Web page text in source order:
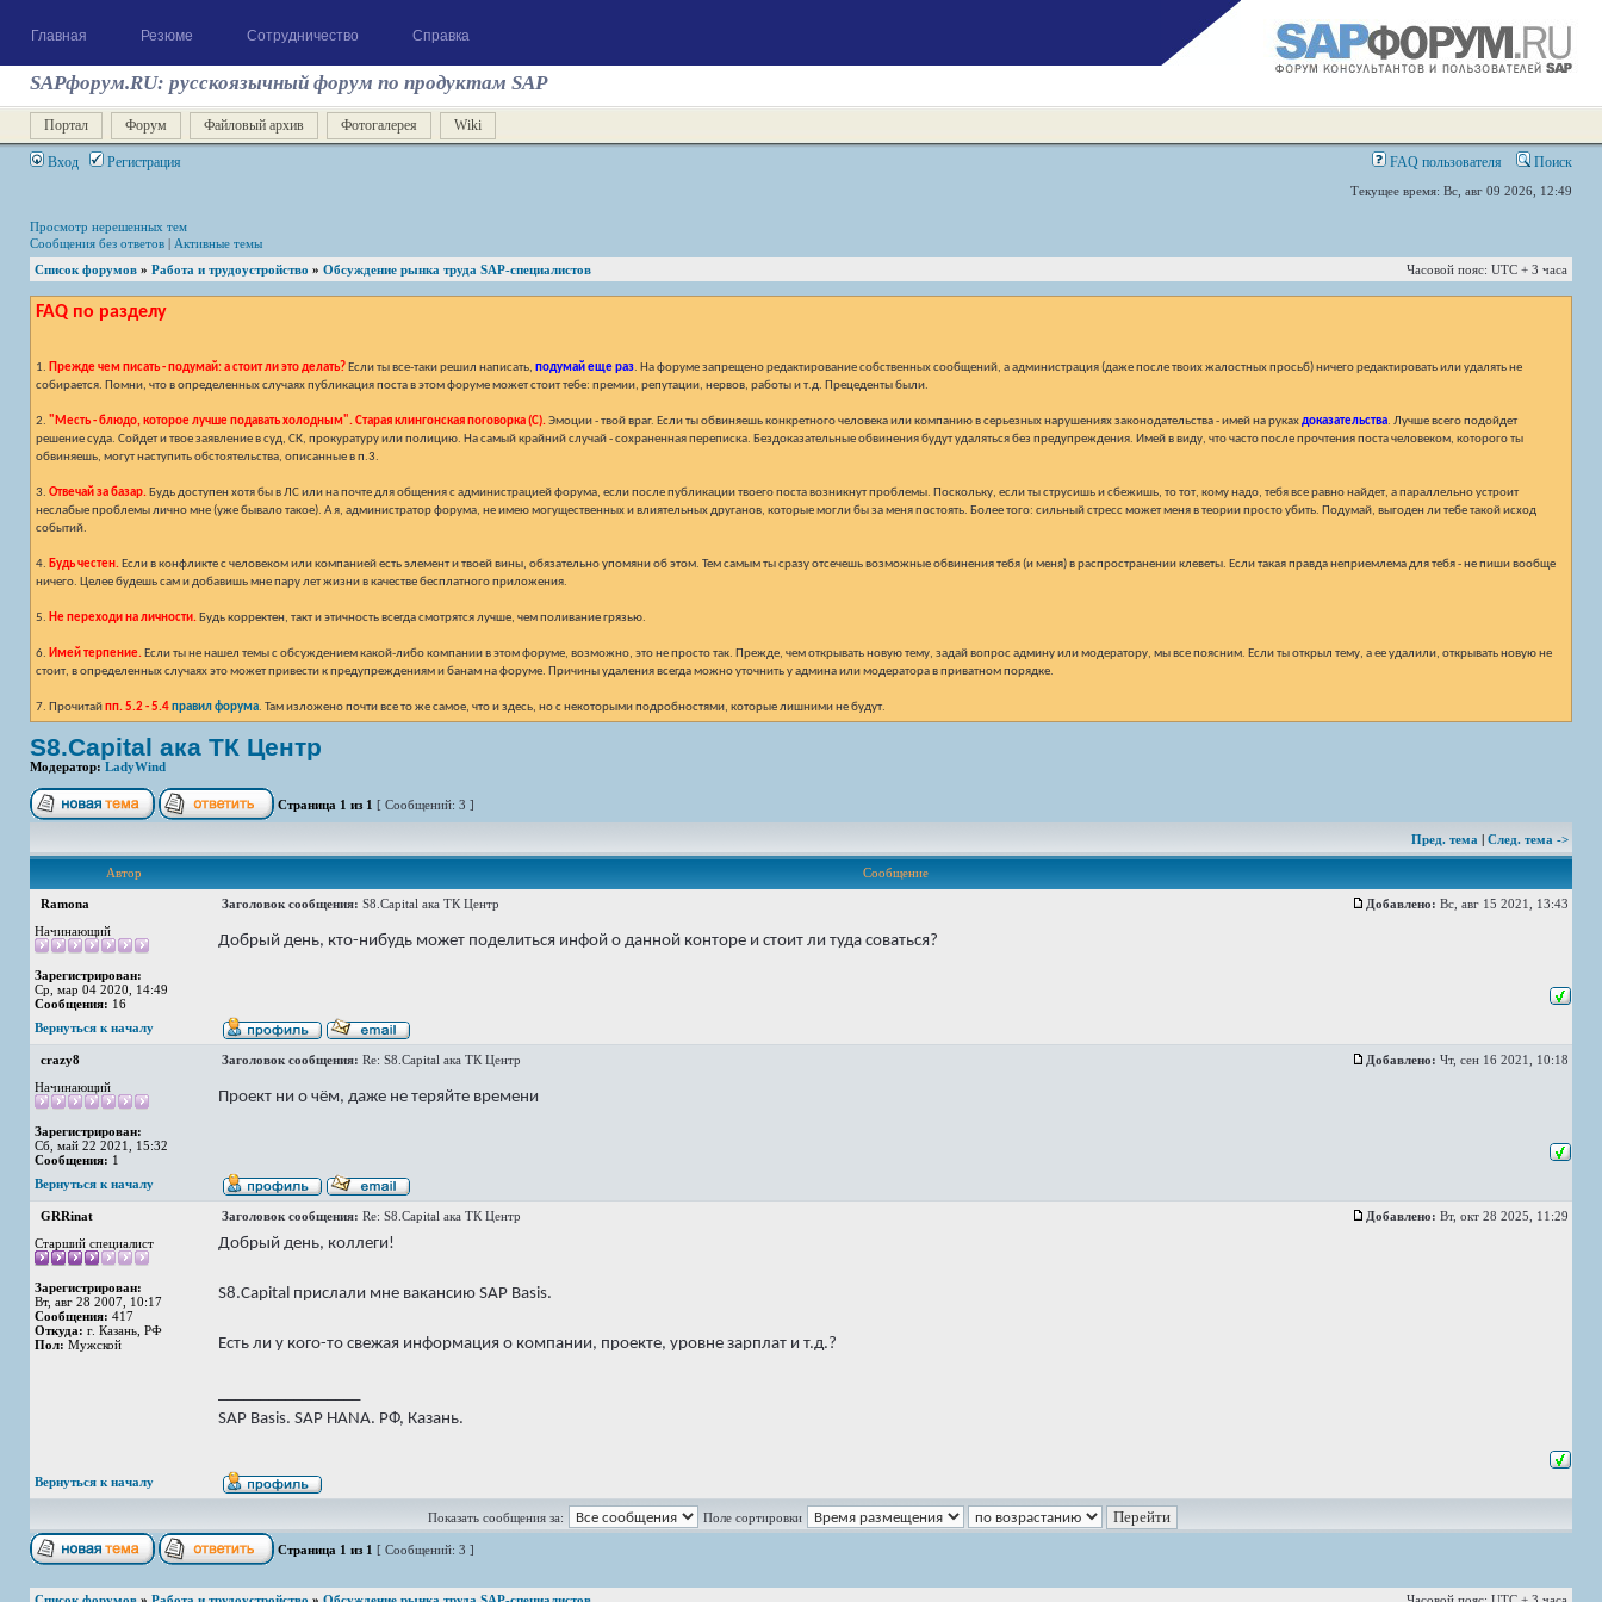
Главная Резюме Сотрудничество Справка
SAPфорум.RU: русскоязычный форум по продуктам SAP
Портал Форум Файловый архив Фотогалерея Wiki
Вход Регистрация FAQ пользователя Поиск
Текущее время: Вс, авг 09 2026, 12:49
Просмотр нерешенных тем
Сообщения без ответов | Активные темы
Список форумов » Работа и трудоустройство » Обсуждение рынка труда SAP-специалистов Часовой пояс: UTC + 3 часа
FAQ по разделу
1. Прежде чем писать - подумай: а стоит ли это делать?Если ты все-таки решил написать, подумай еще раз. На форуме запрещено редактирование собственных сообщений, а администрация (даже после твоих жалостных просьб) ничего редактировать или удалять не
собирается. Помни, что в определенных случаях публикация поста в этом форуме может стоит тебе: премии, репутации, нервов, работы и т.д. Прецеденты были.
2. "Месть - блюдо, которое лучше подавать холодным". Старая клингонская поговорка (С).Эмоции - твой враг. Если ты обвиняешь конкретного человека или компанию в серьезных нарушениях законодательства - имей на рукахдоказательства. Лучше всего подойдет
решение суда. Сойдет и твое заявление в суд, СК, прокуратуру или полицию. На самый крайний случай - сохраненная переписка. Бездоказательные обвинения будут удаляться без предупреждения. Имей в виду, что часто после прочтения поста человеком, которого ты
обвиняешь, могут наступить обстоятельства, описанные в п.3.
3. Отвечай за базар.Будь доступен хотя бы в ЛС или на почте для общения с администрацией форума, если после публикации твоего поста возникнут проблемы. Поскольку, если ты струсишь и сбежишь, то тот, кому надо, тебя все равно найдет, а параллельно устроит
неслабые проблемы лично мне (уже бывало такое). А я, администратор форума, не имею могущественных и влиятельных друганов, которые могли бы за меня постоять. Более того: сильный стресс может меня в теории просто убить. Подумай, выгоден ли тебе такой исход
событий.
4. Будь честен.Если в конфликте с человеком или компанией есть элемент и твоей вины, обязательно упомяни об этом. Тем самым ты сразу отсечешь возможные обвинения тебя (и меня) в распространении клеветы. Если такая правда неприемлема для тебя - не пиши вообще
ничего. Целее будешь сам и добавишь мне пару лет жизни в качестве бесплатного приложения.
5. Не переходи на личности.Будь корректен, такт и этичность всегда смотрятся лучше, чем поливание грязью.
6. Имей терпение.Если ты не нашел темы с обсуждением какой-либо компании в этом форуме, возможно, это не просто так. Прежде, чем открывать новую тему, задай вопрос админу или модератору, мы все поясним. Если ты открыл тему, а ее удалили, открывать новую не
стоит, в определенных случаях это может привести к предупреждениям и банам на форуме. Причины удаления всегда можно уточнить у админа или модератора в приватном порядке.
7. Прочитайпп. 5.2 - 5.4правил форума. Там изложено почти все то же самое, что и здесь, но с некоторыми подробностями, которые лишними не будут.
S8.Capital ака ТК Центр
Модератор: LadyWind
Страница 1 из 1 [ Сообщений: 3 ]
Пред. тема | След. тема ->
Автор Сообщение
Ramona Заголовок сообщения: S8.Capital ака ТК Центр Добавлено: Вс, авг 15 2021, 13:43
Начинающий
Зарегистрирован:
Ср, мар 04 2020, 14:49
Сообщения: 16
Добрый день, кто-нибудь может поделиться инфой о данной конторе и стоит ли туда соваться?
Вернуться к началу
crazy8 Заголовок сообщения: Re: S8.Capital ака ТК Центр Добавлено: Чт, сен 16 2021, 10:18
Начинающий
Зарегистрирован:
Сб, май 22 2021, 15:32
Сообщения: 1
Проект ни о чём, даже не теряйте времени
Вернуться к началу
GRRinat Заголовок сообщения: Re: S8.Capital ака ТК Центр Добавлено: Вт, окт 28 2025, 11:29
Старший специалист
Зарегистрирован:
Вт, авг 28 2007, 10:17
Сообщения: 417
Откуда: г. Казань, РФ
Пол: Мужской
Добрый день, коллеги!
S8.Capital прислали мне вакансию SAP Basis.
Есть ли у кого-то свежая информация о компании, проекте, уровне зарплат и т.д.?
SAP Basis. SAP HANA. РФ, Казань.
Вернуться к началу
Показать сообщения за: Поле сортировки
Страница 1 из 1 [ Сообщений: 3 ]